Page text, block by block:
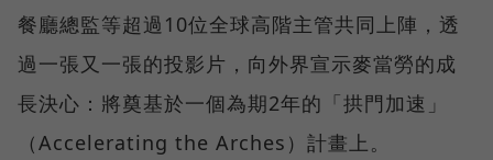
餐廳總監等超過10位全球高階主管共同上陣，透
過一張又一張的投影片，向外界宣示麥當勞的成
長決心：將奠基於一個為期2年的「拱門加速」
（Accelerating the Arches）計畫上。